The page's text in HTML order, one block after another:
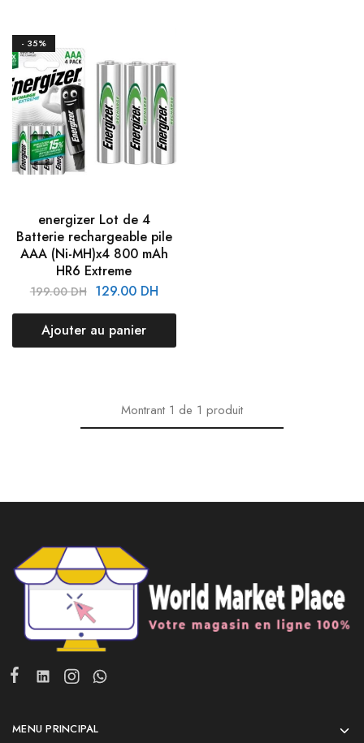
- 35%
energizer Lot de 4
Batterie rechargeable pile
AAA (Ni-MH)x4 800 mAh
HR6 Extreme
199.00DH 129.00 DH
Ajouter au panier
Montrant 1 de 1 produit
MENU PRINCIPAL